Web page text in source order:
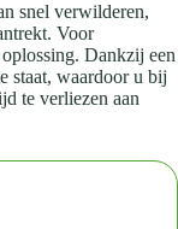
snel verwilderen,
Voor
Dankzij een
staat, waardoor u bij
te verliezen aan